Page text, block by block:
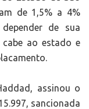
de 1,5% a 4%
de sua
ao estado e
assinou o
sancionada